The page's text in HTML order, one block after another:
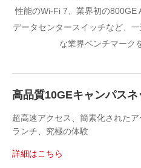
性能のWi-Fi 7、業界初の800GE
データセンタースイッチなど、
な業界ベンチマーク
高品質10GEキャンパスネ
超高速アクセス、簡素化された
ランチ、究極の体験
詳細はこちら